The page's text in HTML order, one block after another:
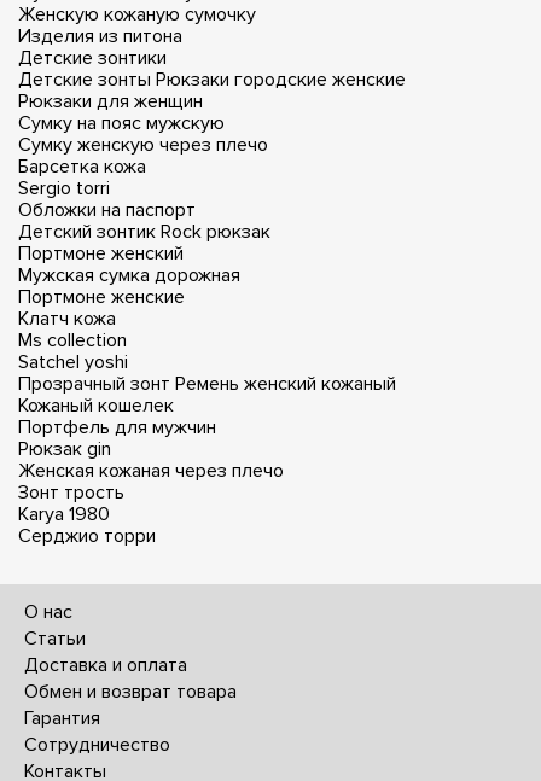
Женскую кожаную сумочку
Изделия из питона
Детские зонтики
Детские зонты Рюкзаки городские женские
Рюкзаки для женщин
Сумку на пояс мужскую
Сумку женскую через плечо
Барсетка кожа
Sergio torri
Обложки на паспорт
Детский зонтик Rock рюкзак
Портмоне женский
Мужская сумка дорожная
Портмоне женские
Клатч кожа
Ms collection
Satchel yoshi
Прозрачный зонт Ремень женский кожаный
Кожаный кошелек
Портфель для мужчин
Рюкзак gin
Женская кожаная через плечо
Зонт трость
Karya 1980
Серджио торри
О нас
Статьи
Доставка и оплата
Обмен и возврат товара
Гарантия
Сотрудничество
Контакты